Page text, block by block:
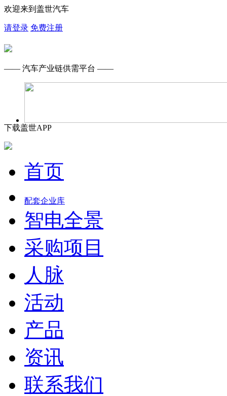
欢迎来到盖世汽车
请登录 免费注册
—— 汽车产业链供需平台 ——
下载盖世APP
首页
配套企业库
智电全景
采购项目
人脉
活动
产品
资讯
联系我们